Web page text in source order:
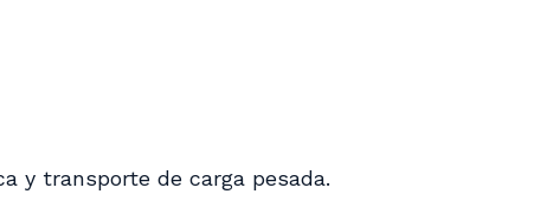
y transporte de carga pesada.